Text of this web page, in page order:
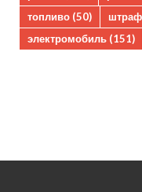
топливо (50) штраф
электромобиль (151)